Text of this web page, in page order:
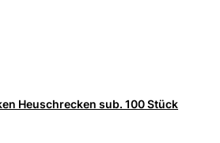
Heuschrecken sub. 100 Stück